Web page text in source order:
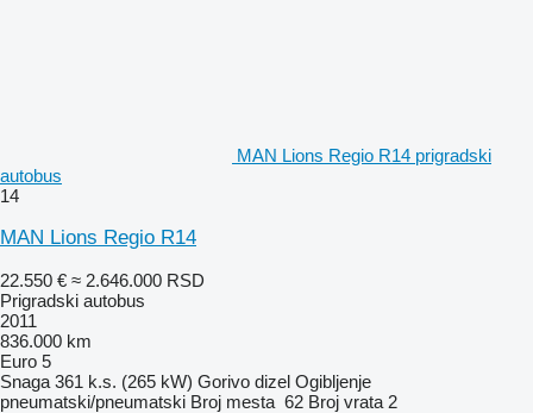
MAN Lions Regio R14 prigradski
autobus
14
MAN Lions Regio R14
22.550 € ≈ 2.646.000 RSD
Prigradski autobus
2011
836.000 km
Euro 5
Snaga 361 k.s. (265 kW) Gorivo dizel Ogibljenje
pneumatski/pneumatski Broj mesta 62 Broj vrata 2